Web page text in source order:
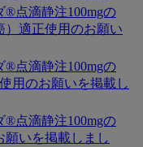
®点滴静注100mgの
）適正使用のお願い
®点滴静注100mgの
用のお願いを掲載し
®点滴静注100mgの
願いを掲載しまし